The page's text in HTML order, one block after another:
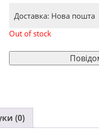
Доставка: Нова пошта
Out of stock
(0)